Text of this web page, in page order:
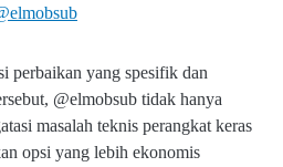
perbaikan yang spesifik dan
@elmobsub tidak hanya
masalah teknis perangkat keras
opsi yang lebih ekonomis
Fl